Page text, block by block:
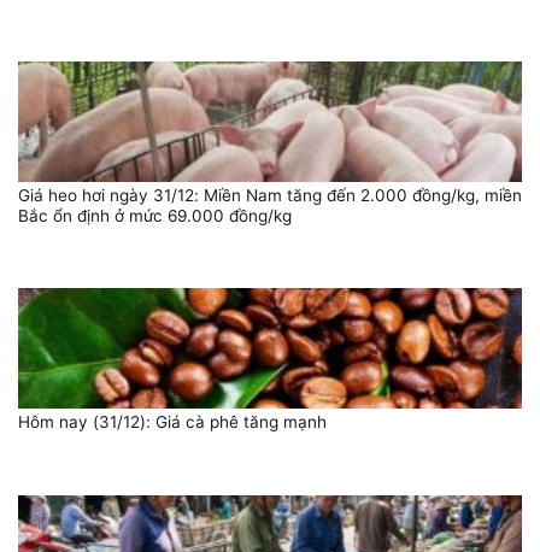
Giá heo hơi ngày 31/12: Miền Nam tăng đến 2.000 đồng/kg, miền
Bắc ổn định ở mức 69.000 đồng/kg
Hôm nay (31/12): Giá cà phê tăng mạnh